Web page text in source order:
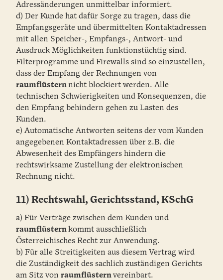
Adressänderungen unmittelbar informiert.
d) Der Kunde hat dafür Sorge zu tragen, dass die
Empfangsgeräte und übermittelten Kontaktadressen
mit allen Speicher-, Empfangs-, Antwort- und
Ausdruck Möglichkeiten funktionstüchtig sind.
Filterprogramme und Firewalls sind so einzustellen,
dass der Empfang der Rechnungen von
raumflüsternnicht blockiert werden. Alle
technischen Schwierigkeiten und Konsequenzen, die
den Empfang behindern gehen zu Lasten des
Kunden.
e) Automatische Antworten seitens der vom Kunden
angegebenen Kontaktadressen über z.B. die
Abwesenheit des Empfängers hindern die
rechtswirksame Zustellung der elektronischen
Rechnung nicht.
11) Rechtswahl, Gerichtsstand, KSchG
a) Für Verträge zwischen dem Kunden und
raumflüsternkommt ausschließlich
Österreichisches Recht zur Anwendung.
b) Für alle Streitigkeiten aus diesem Vertrag wird
die Zuständigkeit des sachlich zuständigen Gerichts
am Sitz von raumflüsternvereinbart.